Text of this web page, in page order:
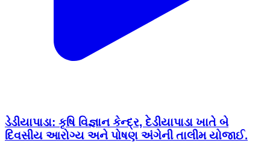
ડેડીયાપાડા: કૃષિ વિજ્ઞાન કેન્દ્ર, દેડીયાપાડા ખાતે બે
દિવસીય આરોગ્ય અને પોષણ અંગેની તાલીમ યોજાઈ.